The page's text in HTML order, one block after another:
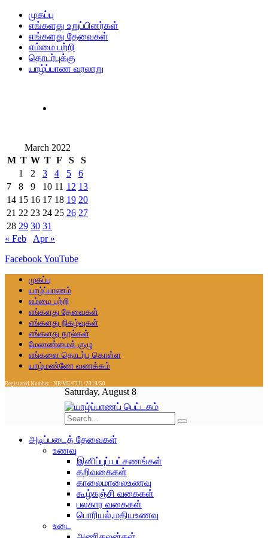
முகப்பு
எங்களது உறுப்பினர்கள்
எங்களது தேவைகள்
எம்மை பற்றி
தொடர்புக்கு
யாழ்ப்பாண வரலாறு
March 2022
M T W T F S
S
1
2 3 4 5
6
7
8 9 10 11 12 13
14 15 16 17 18 19 20
21 22 23 24 25 26 27
28 29 30 31
« Feb
Apr »
FacebookYouTube
முகப்பு
யாழ்ப்பாணம்
எம்மை பற்றி
எங்களது தேவைகள்
எங்களது நிகழ்வுகள்
எங்களது நூல்கள்
மேலாண்மைக் குழு
எங்களை தொடர்பு கொள்ள
யாழ்மண்ணே வணக்கம்
Registered Number : NP/ME/CUL/2019/50
Saturday, August 8
அடிப்படைத் தேவைகள்
உணவு
இனிப்புப் பட்சணங்கள்
கறிவகைகள்
காலைமாலைஉணவு
கூழ்கஞ்சி வகைகள்
பலகார வகைகள்
பொரியல்,மதியஉணவு
உடை